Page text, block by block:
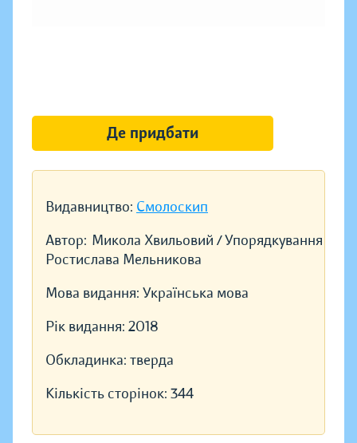
Видавництво: Смолоскип
Автор: Микола Хвильовий / Упорядкування
Ростислава Мельникова
Мова видання: Українська мова
Рік видання: 2018
Обкладинка: тверда
Кількість сторінок: 344
Де придбати